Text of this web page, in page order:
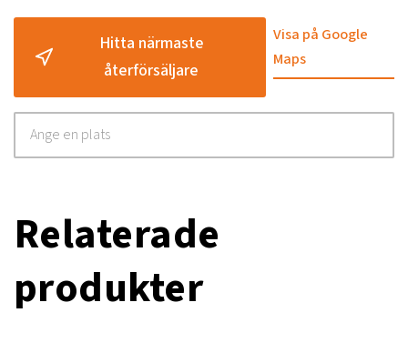
Hitta närmaste
återförsäljare
Visa på Google
Maps
Relaterade
produkter